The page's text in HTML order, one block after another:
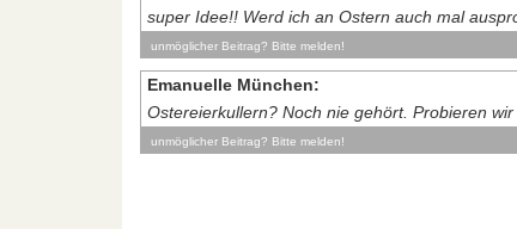
super Idee!! Werd ich an Ostern auch mal
unmöglicher Beitrag? Bitte melden!
Emanuelle München:
Ostereierkullern? Noch nie gehört. Probieren wir
unmöglicher Beitrag? Bitte melden!